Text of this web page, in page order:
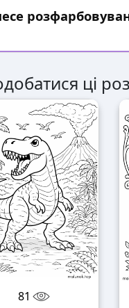
ці
81